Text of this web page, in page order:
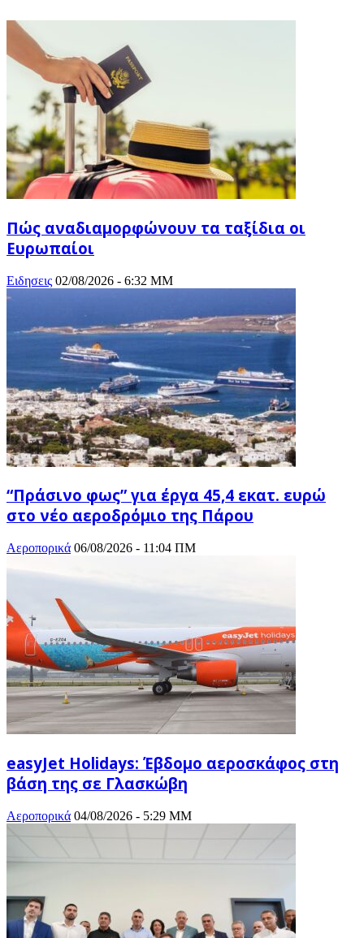
Πώς αναδιαμορφώνουν τα ταξίδια οι
Ευρωπαίοι
Ειδησεις 02/08/2026 - 6:32 ΜΜ
“Πράσινο φως” για έργα 45,4 εκατ. ευρώ
στο νέο αεροδρόμιο της Πάρου
Αεροπορικά 06/08/2026 - 11:04 ΠΜ
easyJet Holidays: Έβδομο αεροσκάφος στη
βάση της σε Γλασκώβη
Αεροπορικά 04/08/2026 - 5:29 ΜΜ